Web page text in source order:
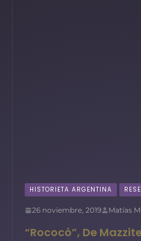
HISTORIETA ARGENTINA
26 noviembre, 2019 Matías
“Rococó”, De